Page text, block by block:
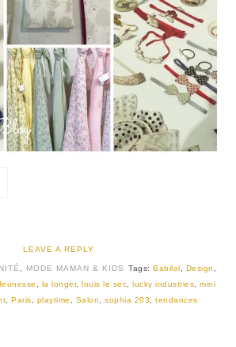
LEAVE A REPLY
MODE MAMAN & KIDS Tags: Babilol Design
la longer,louis le sec ,lucky industries ,mini
,Paris playtime Salon ,sophia 203 ,tendances